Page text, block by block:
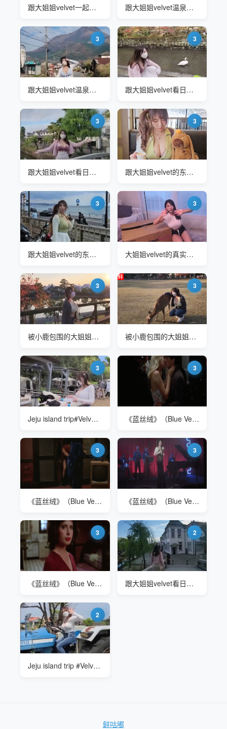
跟大姐姐velvet一起来欣赏意大利村庄风光吧 跟大姐姐velvet温泉公园一日游
3
跟大姐姐velvet温泉公园一日游
3
跟大姐姐velvet看日本最好的旅游景点
3
跟大姐姐velvet看日本最好的旅游景点
3
跟大姐姐velvet的东京之旅
3
跟大姐姐velvet的东京之旅
3
大姐姐velvet的真实面目
3
被小鹿包围的大姐姐Velvet 的日本旅行
3
被小鹿包围的大姐姐Velvet 的日本旅行
3
Jeju island trip#Velvet 在农场喂奶牛
3
《蓝丝绒》（Blue Velvet）1986 伊莎贝拉·罗西里尼(Isabella Rossellini)
3
《蓝丝绒》（Blue Velvet）1986 伊莎贝拉·罗西里尼(Isabella Rossellini)
3
《蓝丝绒》（Blue Velvet）1986 伊莎贝拉·罗西里尼(Isabella Rossellini)
3
《蓝丝绒》（Blue Velvet）1986 伊莎贝拉·罗西里尼(Isabella Rossellini)
2
跟大姐姐velvet看日本最好的旅游景点
2
Jeju island trip #Velvet 在农场开拖拉机
鲜咕嘟